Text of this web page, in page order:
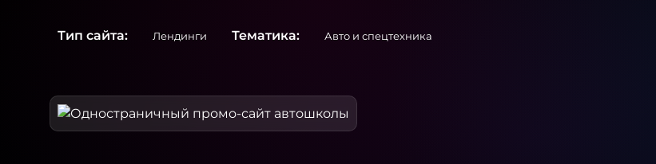
Тип сайта: Лендинги Тематика: Авто и спецтехника